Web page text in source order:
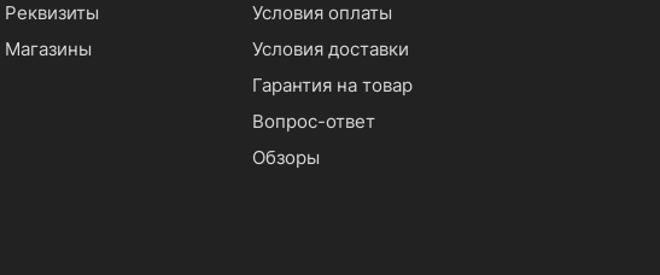
Реквизиты
Магазины
Условия оплаты
Условия доставки
Гарантия на товар
Вопрос-ответ
Обзоры